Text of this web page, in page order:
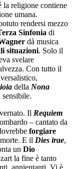
la religione contiene
umana.
rendersi mezzo
Sinfonia di
dà musica
situazioni. Solo il
svelare
Con tutto il
della Nona
Il Requiem
– cantato da
forgiare
E il Dies irae,
un Dio
la fine è tanto
annientanti. Vi è